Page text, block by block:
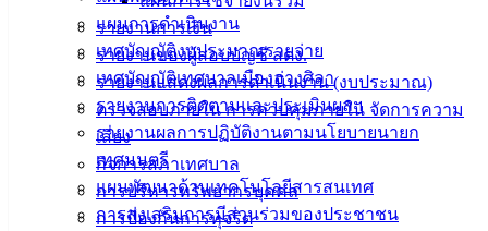
รายงานการเงิน
รายงานของผู้สอบบัญชี สตง.
รายงานแสดงผลการดำเนินงาน (งบประมาณ)
ตรวจสอบภายใน การควบคุมภายใน จัดการความ
เสี่ยง
กิจการสภาเทศบาล
การบริหารทรัพยากรบุคคล
การป้องกันการทุจริต
แผนการดำเนินงาน
เทศบัญญัติงบประมาณรายจ่าย
เทศบัญญัติเทศบาลเมืองอ่างศิลา
รายงานการติดตามและประเมินผลฯ
รายงานผลการปฏิบัติงานตามนโยบายนายก
เทศมนตรี
แผนพัฒนาด้านเทคโนโลยีสารสนเทศ
การส่งเสริมการมีส่วนร่วมของประชาชน
องค์
ความรู้
(Knowledge
Management)
เทศบาล